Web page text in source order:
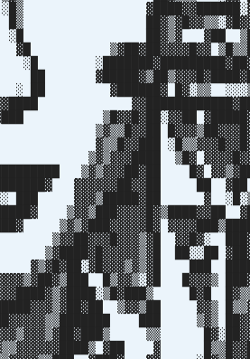
▓██
▓██████▓ █▓░▒▒
▒█▓▓█▓██░▓▓██
░█▒▒▓▓▓█▓▓█▓▓██
▒█▓ ▓▓▓▓█▓▓██
▒▓▒▓▓▓██▓██ █▓
▓▓▓▓▓▓██▓▓██ ██ ▓██
███ ▓▓▓▒█████▓██ ▓
▒▓▓▒███▓▓▓▓█▓▒████▓▓██
▒▓▒▓███▓▓▓▓▓█▓
▓▓█▓░
██░░██
███ █████▓
█▒▓▓▒░▓█ █▓▓▓▒
█▓█
▒▓▓▒██ ▓▓▒
███ ▒▓▒
▒▒
▓██ ▓